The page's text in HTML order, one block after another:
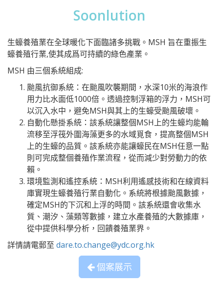
Soonlution
生蠔養殖業在全球暖化下面臨諸多挑戰。MSH 旨在重振生
蠔養殖行業,使其成爲可持續的綠色產業。
MSH 由三個系統組成:
颱風抗御系統：在颱風吹襲期間，水深10米的海浪作
用力比水面低1000倍。透過控制浮箱的浮力，MSH可
以沉入水中，避免MSH與其上的生蠔受颱風破壞。
自動化懸掛系統：該系統讓整個MSH上的生蠔均能輪
流移至浮筏外圍海藻更多的水域覓食，提高整個MSH
上的生蠔的品質。該系統亦能讓蠔民在MSH任意一點
則可完成整個養殖作業流程，從而減少對勞動力的依
賴。
環境監測和遙控系統：MSH利用遙感技術和在線資料
庫實現生蠔養殖行業自動化。系統將根據颱風數據，
確定MSH的下沉和上浮的時間。該系統還會收集水
質、潮汐、藻類等數據，建立水產養殖的大數據庫，
從中提供科學分析，回饋養殖業界。
詳情請電郵至 dare.to.change@ydc.org.hk
個案展示